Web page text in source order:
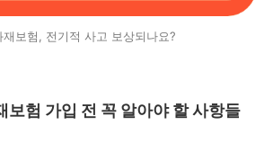
재보험, 전기적 사고 보상되나요?
보험 가입 전 꼭 알아야 할 사항들